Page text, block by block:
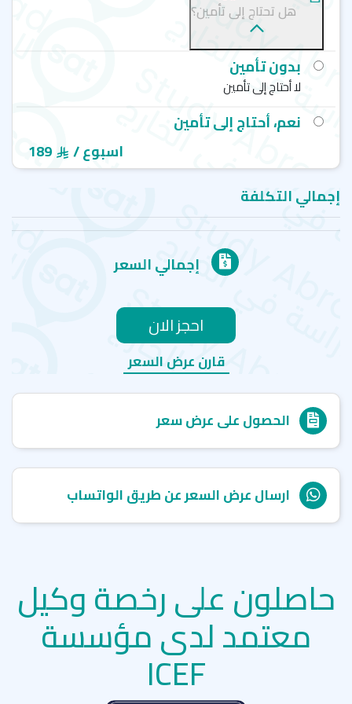
هل تحتاج إلى تأمين؟
بدون تأمين
لا أحتاج إلى تأمين
نعم، أحتاج إلى تأمين
189
/ اسبوع
إجمالي التكلفة
إجمالي السعر
احجز الان
قارن عرض السعر
الحصول على عرض سعر
ارسال عرض السعر عن طريق الواتساب
حاصلون على رخصة وكيل
معتمد لدى مؤسسة
ICEF